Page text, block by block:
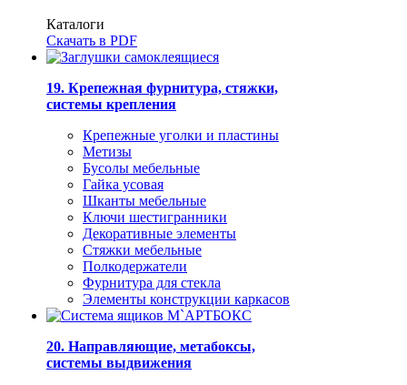
Каталоги
Скачать в PDF
19. Крепежная фурнитура, стяжки,
системы крепления
Крепежные уголки и пластины
Метизы
Бусолы мебельные
Гайка усовая
Шканты мебельные
Ключи шестигранники
Декоративные элементы
Стяжки мебельные
Полкодержатели
Фурнитура для стекла
Элементы конструкции каркасов
20. Направляющие, метабоксы,
системы выдвижения